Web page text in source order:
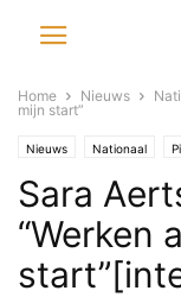
Home Nieuws
mijn start”
Nieuws Nationaal
Sara
“Werken